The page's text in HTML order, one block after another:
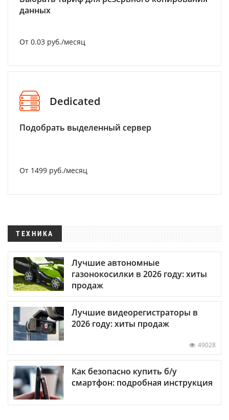
данных
От 0.03 руб./месяц
Dedicated
Подобрать выделенный сервер
От 1499 руб./месяц
ТЕХНИКА
Лучшие автономные
газонокосилки в 2026 году: хиты
продаж
Лучшие видеорегистраторы в
2026 году: хиты продаж
49028
Как безопасно купить б/у
смартфон: подробная инструкция